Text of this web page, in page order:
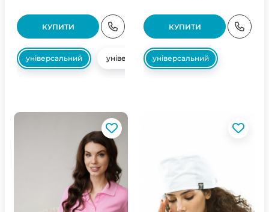
КУПИТИ
універсальний універсальний
КУПИТИ
універсальний